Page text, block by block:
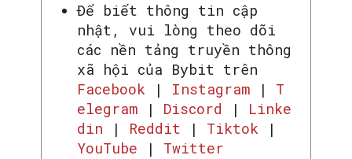
Để biết thông tin cập
nhật, vui lòng theo dõi
các nền tảng truyền thông
xã hội của Bybit trên
Facebook | Instagram | T
elegram | Discord | Linke
din | Reddit | Tiktok |
YouTube | Twitter